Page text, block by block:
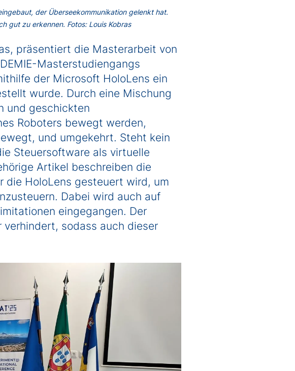
der Überseekommunikation gelenkt hat.
gut zu erkennen. Fotos: Louis Kobras
präsentiert die Masterarbeit von
Masterstudiengangs
der Microsoft HoloLens ein
wurde. Durch eine Mischung
und geschickten
Roboters bewegt werden,
und umgekehrt. Steht kein
Steuersoftware als virtuelle
Artikel beschreiben die
HoloLens gesteuert wird, um
Dabei wird auch auf
eingegangen. Der
sodass auch dieser